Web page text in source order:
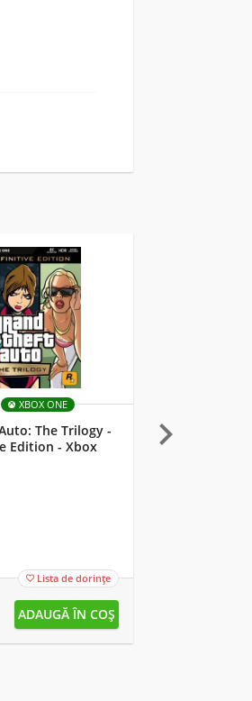
XBOX ONE
The Trilogy -
Edition - Xbox
 Lista de dorințe
Starlink:
